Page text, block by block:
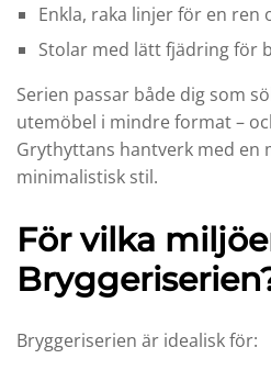
Enkla, raka linjer för en ren
Stolar med lätt fjädring för
Serien passar både dig som
utemöbel i mindre format –
Grythyttans hantverk med en
minimalistisk stil.
För vilka
Bryggeriserien är idealisk för: